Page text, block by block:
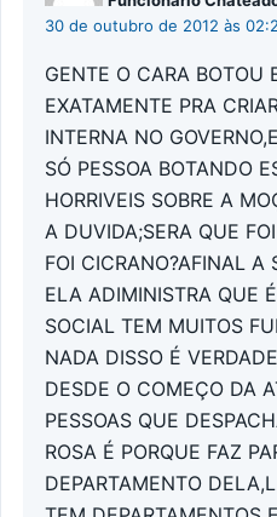
30 de outubro de 2012 às
GENTE O CARA BOTOU
EXATAMENTE PRA
INTERNA NO
SÓ PESSOA BOTANDO
HORRIVEIS SOBRE A
A DUVIDA;SERA QUE
FOI CICRANO?AFINAL A
ELA ADIMINISTRA QUE
SOCIAL TEM MUITOS
NADA DISSO É
DESDE O COMEÇO DA
PESSOAS QUE
ROSA É PORQUE FAZ
DEPARTAMENTO